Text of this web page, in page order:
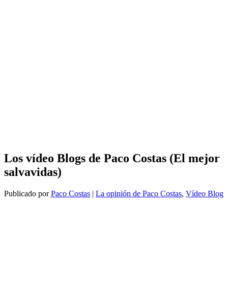
Los vídeo Blogs de Paco Costas (El mejor
salvavidas)
Publicado porPaco Costas | La opinión de Paco Costas, Vídeo Blog